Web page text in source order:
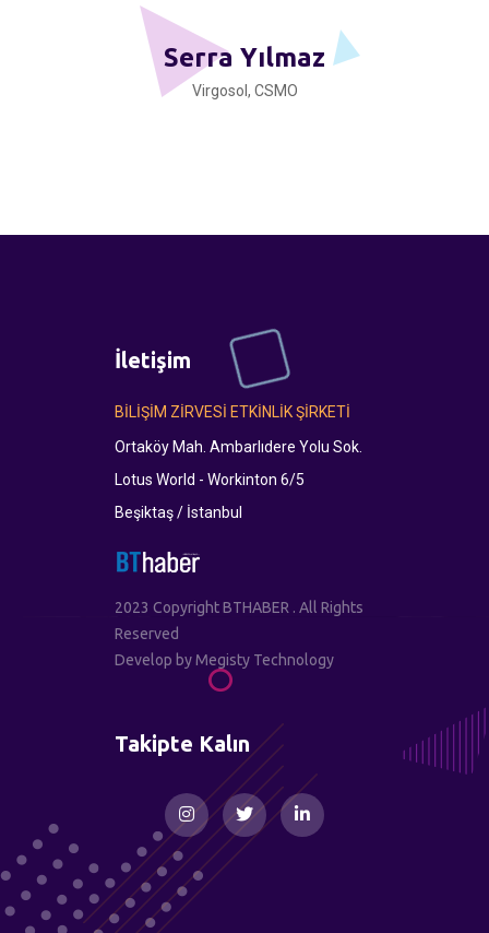
Serra Yılmaz
Virgosol, CSMO
İletişim
BİLİŞİM ZİRVESİ ETKİNLİK ŞİRKETİ
Ortaköy Mah. Ambarlıdere Yolu Sok.
Lotus World - Workinton 6/5
Beşiktaş / İstanbul
2023 Copyright BTHABER . All Rights
Reserved
Develop byMegisty Technology
Takipte Kalın